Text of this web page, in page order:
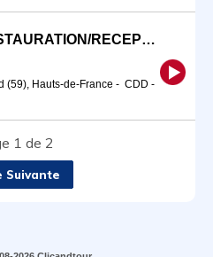
SERVEUR(SE) EN RESTAURATION/RECEPTIONNISTE H/F EN ALTERNANCE (H/F)
(59), Hauts-de-France - CDD -
1 de 2
Suivante